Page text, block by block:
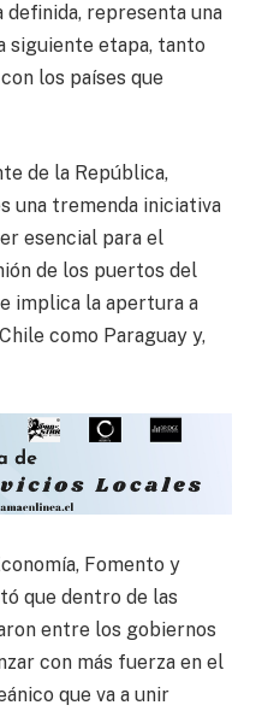
representa una
siguiente etapa, tanto
los países que
de la República,
una tremenda iniciativa
esencial para el
de los puertos del
implica la apertura a
como Paraguay y,
Fomento y
que dentro de las
entre los gobiernos
con más fuerza en el
que va a unir